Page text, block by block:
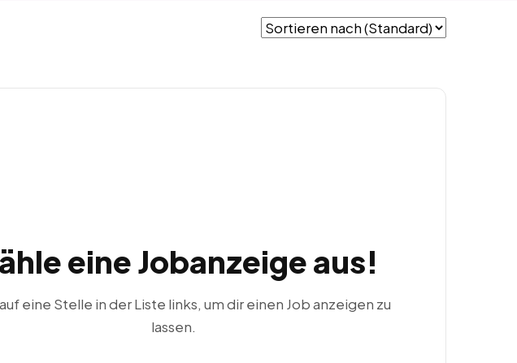
eine Jobanzeige aus!
eine Stelle in der Liste links, um dir einen Job anzeigen zu
lassen.